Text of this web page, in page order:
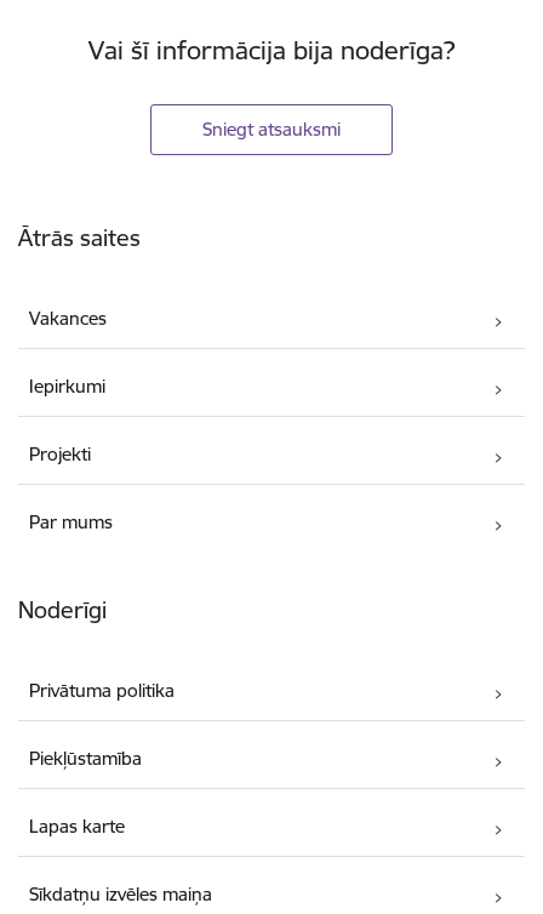
Vai šī informācija bija noderīga?
Sniegt atsauksmi
Ātrās saites
Vakances
Iepirkumi
Projekti
Par mums
Noderīgi
Privātuma politika
Piekļūstamība
Lapas karte
Sīkdatņu izvēles maiņa